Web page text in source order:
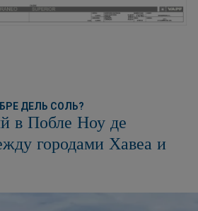
ДЕЛЬ СОЛЬ?
в Побле Ноу де
городами Хавеа и